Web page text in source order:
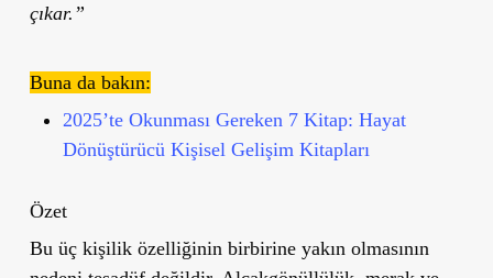
çıkar.”
Buna da bakın:
2025’te Okunması Gereken 7 Kitap: Hayat
Dönüştürücü Kişisel Gelişim Kitapları
Özet
Bu üç kişilik özelliğinin birbirine yakın olmasının